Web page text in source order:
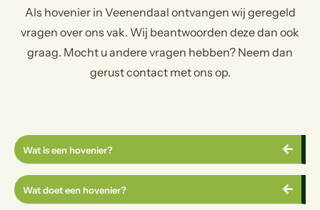
Wat is een hovenier?
Wat doet een hovenier?
Als hovenier in Veenendaal ontvangen wij geregeld
vragen over ons vak. Wij beantwoorden deze dan ook
graag. Mocht u andere vragen hebben? Neem dan
gerust contact met ons op.